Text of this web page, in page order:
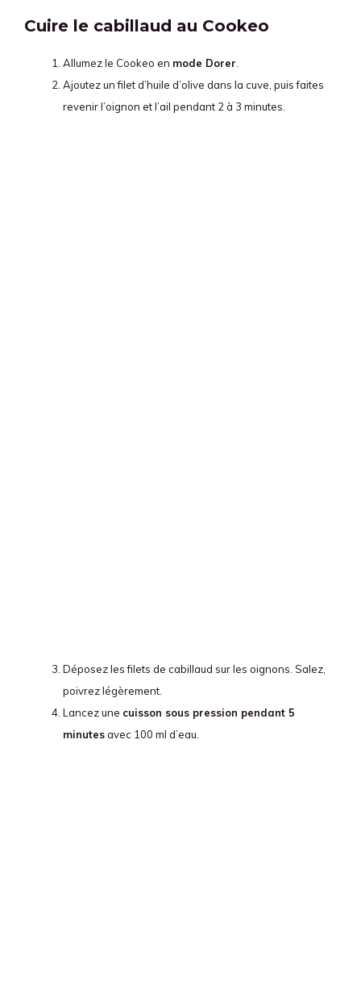
Cuire le cabillaud au Cookeo
Allumez le Cookeo en mode Dorer
Ajoutez un filet d’huile d’olive dans la cuve, puis faites
revenir l’oignon et l’ail pendant 2 à 3 minutes.
Déposez les filets de cabillaud sur les oignons. Salez,
poivrez légèrement.
Lancez une cuisson sous pression pendant 5
minutesavec 100 ml d’eau.